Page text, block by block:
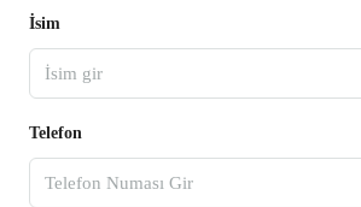
İsim
Telefon